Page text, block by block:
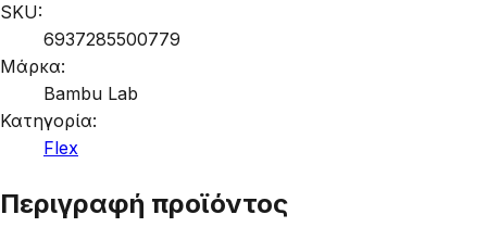
SKU:
6937285500779
Μάρκα:
Bambu Lab
Κατηγορία:
Flex
Περιγραφή προϊόντος